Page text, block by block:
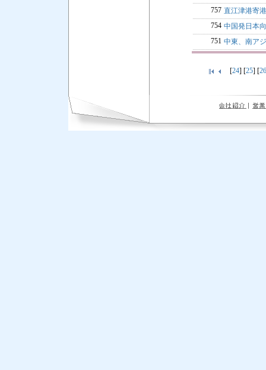
757 直江津港寄
754 中国発日本
751 中東、南ア
[24] [25] [26